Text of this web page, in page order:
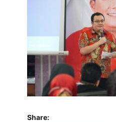
Share: